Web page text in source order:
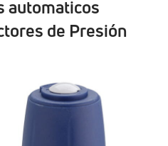
automaticos
de Presión